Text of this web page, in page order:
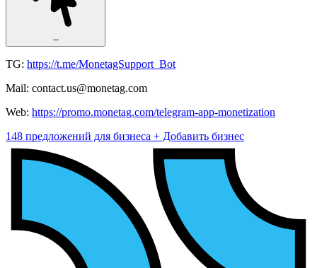
--
TG: https://t.me/MonetagSupport_Bot
Mail: contact.us@monetag.com
Web: https://promo.monetag.com/telegram-app-monetization
148 предложений для бизнеса + Добавить бизнес